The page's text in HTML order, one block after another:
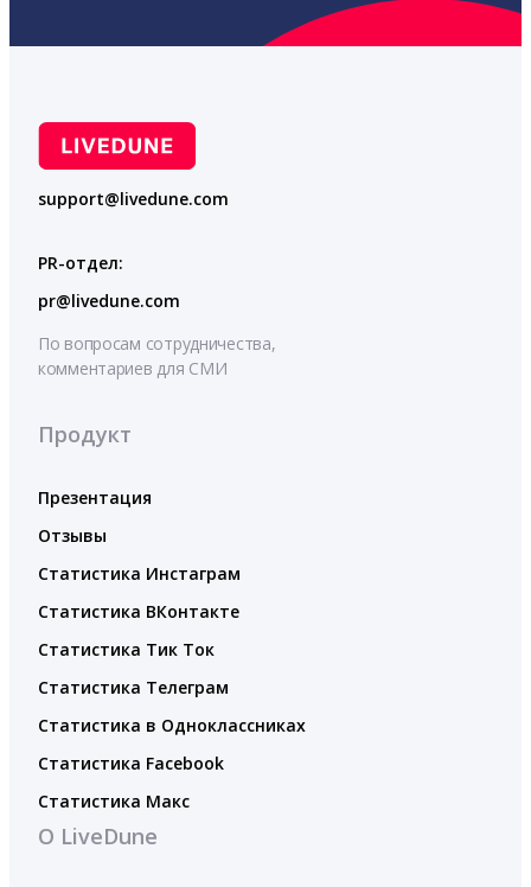
support@livedune.com
PR-отдел:
pr@livedune.com
По вопросам сотрудничества,
комментариев для СМИ
Продукт
Презентация
Отзывы
Статистика Инстаграм
Статистика ВКонтакте
Статистика Тик Ток
Статистика Телеграм
Статистика в Одноклассниках
Статистика Facebook
Статистика Макс
О LiveDune